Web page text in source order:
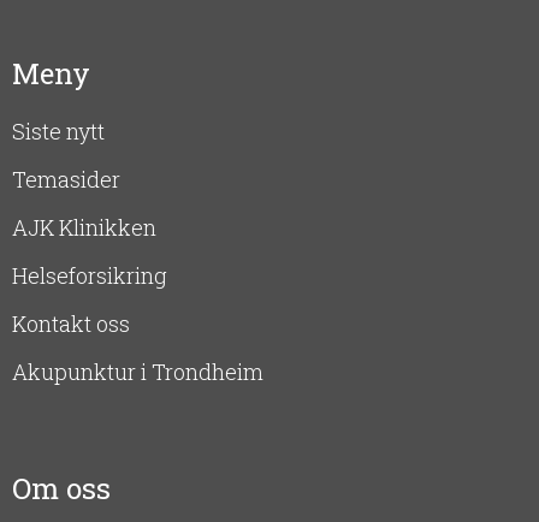
Meny
Siste nytt
Temasider
AJK Klinikken
Helseforsikring
Kontakt oss
Akupunktur i Trondheim
Om oss